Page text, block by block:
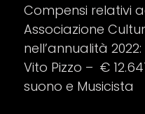
Compensi relativi
Associazione
nell’annualità 2022:
Vito Pizzo – €
suono e Musicista